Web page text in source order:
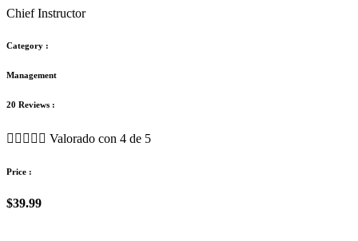
Chief Instructor
Category :
Management
20 Reviews :
     Valorado con 4 de 5
Price :
$39.99